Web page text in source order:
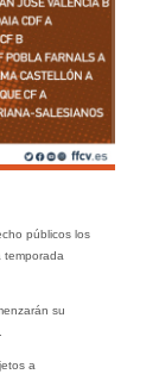
públicos los
su
a